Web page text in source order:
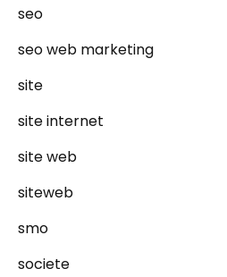
seo
seo web marketing
site
site internet
site web
siteweb
smo
societe